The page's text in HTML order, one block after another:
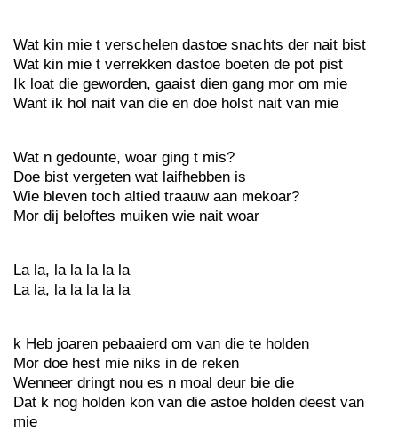
Wat kin mie t verschelen dastoe snachts der nait bist
Wat kin mie t verrekken dastoe boeten de pot pist
Ik loat die geworden, gaaist dien gang mor om mie
Want ik hol nait van die en doe holst nait van mie
Wat n gedounte, woar ging t mis?
Doe bist vergeten wat laifhebben is
Wie bleven toch altied traauw aan mekoar?
Mor dij beloftes muiken wie nait woar
La la, la la la la la
La la, la la la la la
k Heb joaren pebaaierd om van die te holden
Mor doe hest mie niks in de reken
Wenneer dringt nou es n moal deur bie die
Dat k nog holden kon van die astoe holden deest van
mie